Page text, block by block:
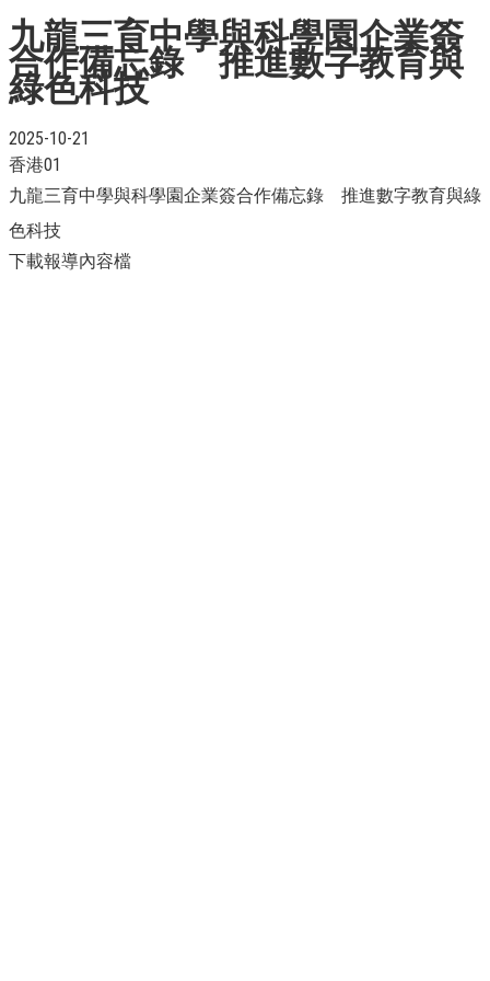
九龍三育中學與科學園企業簽
合作備忘錄 推進數字教育與
綠色科技
2025-10-21
香港01
九龍三育中學與科學園企業簽合作備忘錄 推進數字教育與綠
色科技
下載報導內容檔